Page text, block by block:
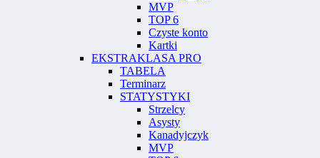
MVP
TOP 6
Czyste konto
Kartki
EKSTRAKLASA PRO
TABELA
Terminarz
STATYSTYKI
Strzelcy
Asysty
Kanadyjczyk
MVP